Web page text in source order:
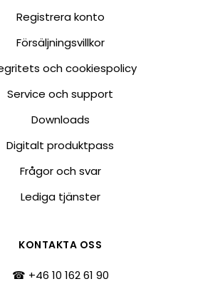
Registrera konto
Försäljningsvillkor
och cookiespolicy
Service och support
Downloads
Digitalt produktpass
Frågor och svar
Lediga tjänster
KONTAKTA OSS
☎ +46 10 162 61 90